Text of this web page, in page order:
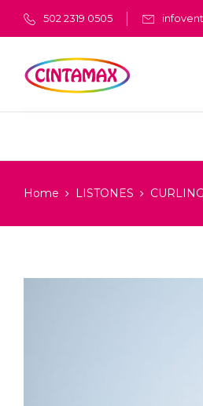
502 2319 0505
Home LISTONES CURLING